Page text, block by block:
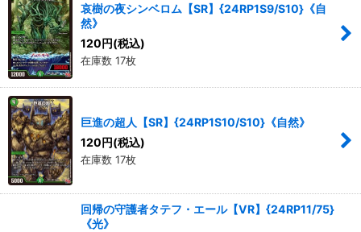
哀樹の夜シンベロム【SR】{24RP1S9/S10}《自
然》
120円(税込)
在庫数 17枚
巨進の超人【SR】{24RP1S10/S10}《自然》
120円(税込)
在庫数 17枚
回帰の守護者タテフ・エール【VR】{24RP11/75}
《光》